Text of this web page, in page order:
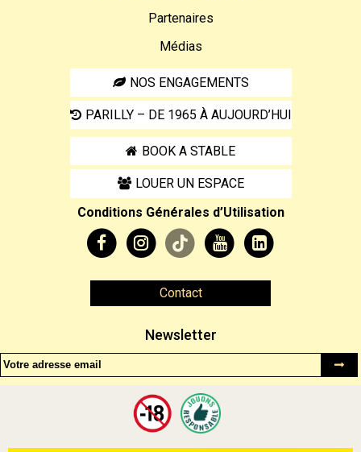
Partenaires
Médias
NOS ENGAGEMENTS
PARILLY – DE 1965 À AUJOURD’HUI
BOOK A STABLE
LOUER UN ESPACE
Conditions Générales d’Utilisation
Contact
Newsletter